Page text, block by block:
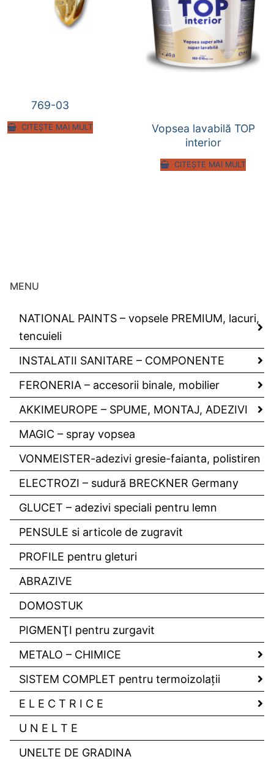
769-03
CITEȘTE MAI MULT
Vopsea lavabilă TOP
interior
CITEȘTE MAI MULT
MENU
NATIONAL PAINTS – vopsele PREMIUM, lacuri,
tencuieli
INSTALATII SANITARE – COMPONENTE
FERONERIA – accesorii binale, mobilier
AKKIMEUROPE – SPUME, MONTAJ, ADEZIVI
MAGIC – spray vopsea
VONMEISTER-adezivi gresie-faianta, polistiren
ELECTROZI – sudură BRECKNER Germany
GLUCET – adezivi speciali pentru lemn
PENSULE si articole de zugravit
PROFILE pentru gleturi
ABRAZIVE
DOMOSTUK
PIGMENŢI pentru zurgavit
METALO – CHIMICE
SISTEM COMPLET pentru termoizolaţii
E L E C T R I C E
U N E L T E
UNELTE DE GRADINA